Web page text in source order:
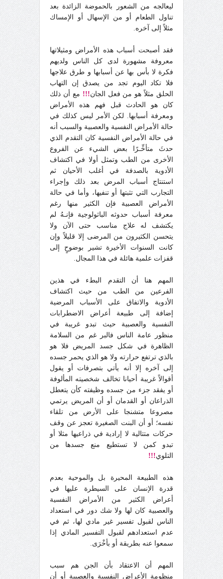
ليعالجه من الشعور بالحموضة الزائدة بعد
تناول الطعام أو من الإسهال أو الإمساك
مثلاً إلى آخره.
فقد أصبحت أسباب هذه الأمراض ومثيلاتها
معروفة مشهورة لدى كل الناس ولديهم
فكرة لا بأس بها عن أسبابها و طرق علاجها
فلا تكاد اليوم تجد من يصدق إن التهاب
الحلق مثلاً هو من فعل الجان!!! مع أن ذلك
كان هو الحادث قبل فهم هذه الأمراض
ومعرفة أسبابها. لكن الأمر ليس كذلك في
حالة الأمراض النفسية والعصبية والسبب أنه
في حالة الأمراض النفسية كان التقدم الذي
حدثَ متأخِّـرًا بعض الشيء عن الفروع
الأخرى من الطب وتمثل أولا في اكتشاف
الأدوية بالصدفة في أغلب الأحيان ثم
استنتاج أسباب المرض بعد ذلك وإجراء
التجارب التي تثبتها أو تنفيها، وأما في حالة
الأمراض العصبية فإن الكثير منها رغم
معرفة أسباب حدوثه الباثولوجية فإنـهُ لم
يكتشف له علاج مناسب حتى الآن ولا
يتحسن الكثيرون من المرضى إلا قليلاً وإن
كانت السنوات الأخيرة تشير بوضوحٍ إلى
قفزات علمية هائلة في هذا المجال.
المهم هنا أن التقدم البطء في هذين
الفرعين من الطب من حيث اكتشاف
الأدوية والاتفاق على الأسباب المرضية
إضافة إلى طبيعة أعراض الاضطرابات
النفسية والعصبية حيث تبدو غريبة في
منظور عامة الناس فالبر غم من السلامة
الظاهرة في شكل جسد المريض فلا هو
بالذي ترتفع حرارته ولا هو الذي يحمر جسده
إلى آخره إلا أنه يأتي بتصرفات أو يقول
أقوالاً غريبة أحيانا تخالف شخصيته المألوفة
أو يفقد جزء من جسده وظيفته كأن يتعطل
الذراعان أو القدمان أو أن المريض يرتمي
مصروعا متشنجا على الأرض من تلقاء
نفسه؛ أو أن البنت الصغيرة تعجز عن وقف
حركات متتالية لا إرادية في ذراعيها مثلا أو
تبدو كمن لا تستطيع منع جسدها من
التلوي!!!
هذه الطبيعة المحيرة بل والموحية بعدم
قدرة الإنسان على السيطرة عليها في
أعراض الكثير من الأمراض النفسية
والعصبية كان لها ولا شك دور في استعداد
الناس لقبول تفسير غير مادي لها، ثم في
عدم استعدادهم لقبول التفسير المادي إذا
سمعوا عنه بطريقة أو بأخْرَى.
المهم أن الاعتقاد بأن الجن هم سبب
منظومة الأعراض النفسية والعصبية أو أن